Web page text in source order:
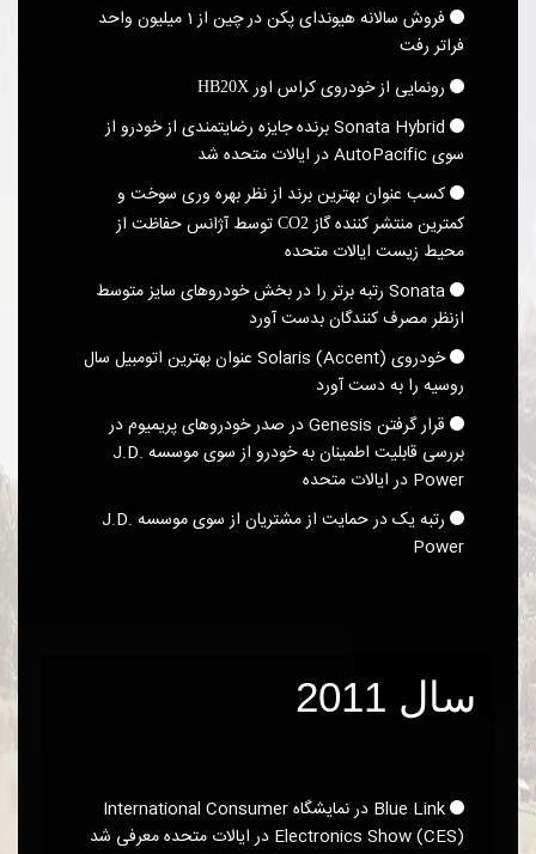
فروش سالانه هیوندای پکن در چین از 1 میلیون واحد
فراتر رفت
رونمایی از خودروی کراس اور HB20X
Sonata Hybrid برنده جایزه رضایتمندی از خودرو از
سوی AutoPacific در ایالات متحده شد
کسب عنوان بهترین برند از نظر بهره وری سوخت و
کمترین منتشر کننده گاز CO2توسط آژانس حفاظت از
محیط زیست ایالات متحده
Sonata رتبه برتر را در بخش خودروهای سایز متوسط
ازنظر مصرف کنندگان بدست آورد
خودروی Solaris (Accent)‎ عنوان بهترین اتومبیل سال
روسیه را به دست آورد
قرار گرفتن Genesis در صدر خودروهای پریمیوم در
بررسی قابلیت اطمینان به خودرو از سوی موسسه J.D.
Power در ایالات متحده
رتبه یک در حمایت از مشتریان از سوی موسسه J.D.
Power
سال 2011
Blue Link در نمایشگاه International Consumer
Electronics Show (CES)‎ در ایالات متحده معرفی شد